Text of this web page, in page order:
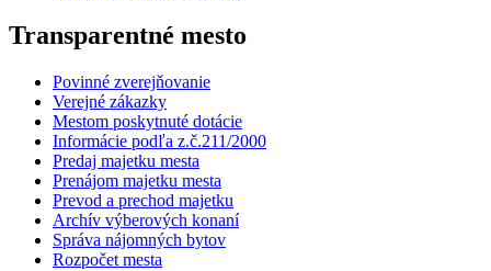
Transparentné mesto
Povinné zverejňovanie
Verejné zákazky
Mestom poskytnuté dotácie
Informácie podľa z.č.211/2000
Predaj majetku mesta
Prenájom majetku mesta
Prevod a prechod majetku
Archív výberových konaní
Správa nájomných bytov
Rozpočet mesta